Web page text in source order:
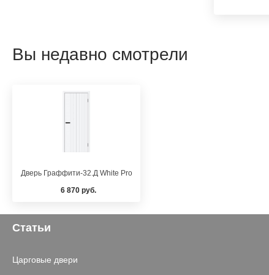
Вы недавно смотрели
Дверь Граффити-32.Д White Pro
6 870 руб.
Статьи
Царговые двери